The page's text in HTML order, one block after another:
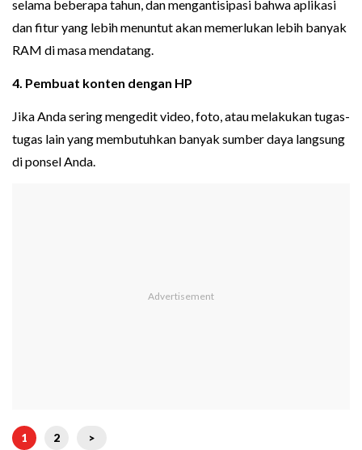
selama beberapa tahun, dan mengantisipasi bahwa aplikasi
dan fitur yang lebih menuntut akan memerlukan lebih banyak
RAM di masa mendatang.
4. Pembuat konten dengan HP
Jika Anda sering mengedit video, foto, atau melakukan tugas-
tugas lain yang membutuhkan banyak sumber daya langsung
di ponsel Anda.
1 2 >